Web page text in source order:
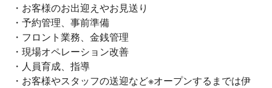
・お客様のお出迎えやお見送り
・予約管理、事前準備
・フロント業務、金銭管理
・現場オペレーション改善
・人員育成、指導
・お客様やスタッフの送迎など※オープンするまでは伊